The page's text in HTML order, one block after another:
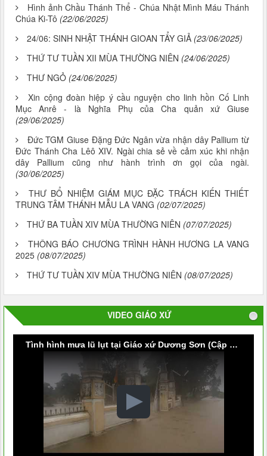
Hình ảnh Chầu Thánh Thể - Chúa Nhật Mình Máu Thánh
Chúa Ki-Tô (22/06/2025)
24/06: SINH NHẬT THÁNH GIOAN TẨY GIẢ (23/06/2025)
THỨ TƯ TUẦN XII MÙA THƯỜNG NIÊN (24/06/2025)
THƯ NGỎ (24/06/2025)
Xin cộng đoàn hiệp ý cầu nguyện cho linh hồn Cố Linh
Mục Anrê - là Nghĩa Phụ của Cha quản xứ Giuse
(29/06/2025)
Đức TGM Giuse Đặng Đức Ngân vừa nhận dây Pallium từ
Đức Thánh Cha Lêô XIV. Ngài chia sẻ về cảm xúc khi nhận
dây Pallium cũng như hành trình ơn gọi của ngài.
(30/06/2025)
THƯ BỔ NHIỆM GIÁM MỤC ĐẶC TRÁCH KIẾN THIẾT
TRUNG TÂM THÁNH MẪU LA VANG (02/07/2025)
THỨ BA TUẦN XIV MÙA THƯỜNG NIÊN (07/07/2025)
THÔNG BÁO CHƯƠNG TRÌNH HÀNH HƯƠNG LA VANG
2025 (08/07/2025)
THỨ TƯ TUẦN XIV MÙA THƯỜNG NIÊN (08/07/2025)
VIDEO GIÁO XỨ
Tình hình mưa lũ lụt tại Giáo xứ Dương Sơn (Cập nhật vào lúc 9g30 ngày 09/10/2020)